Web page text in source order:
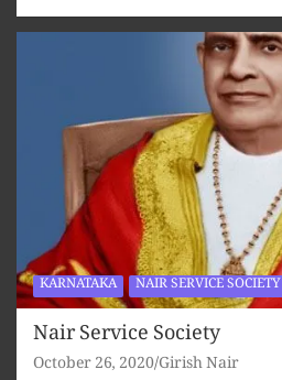
KARNATAKA NAIR SERVICE SOCIETY
Nair Service Society
October 26, 2020 Girish Nair